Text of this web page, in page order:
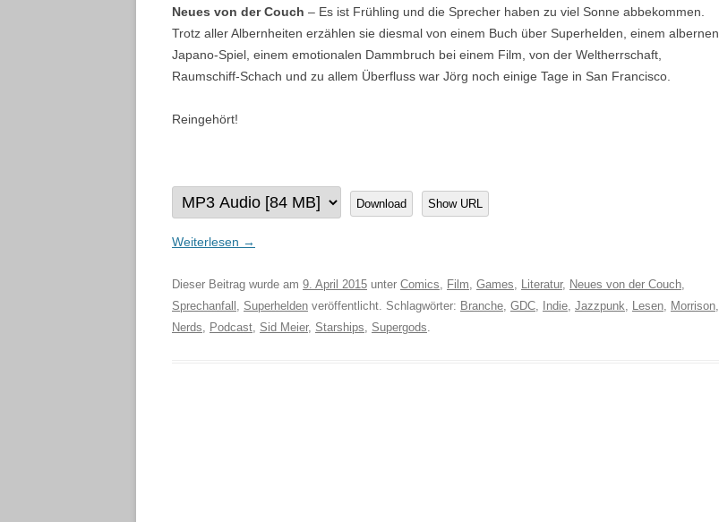
Neues von der Couch – Es ist Frühling und die Sprecher haben zu viel Sonne abbekommen.
Trotz aller Albernheiten erzählen sie diesmal von einem Buch über Superhelden, einem albernen
Japano-Spiel, einem emotionalen Dammbruch bei einem Film, von der Weltherrschaft,
Raumschiff-Schach und zu allem Überfluss war Jörg noch einige Tage in San Francisco.
Reingehört!
Download Show URL
Weiterlesen →
Dieser Beitrag wurde am 9. April 2015 unter Comics, Film, Games, Literatur, Neues von der Couch,
Sprechanfall , Superhelden veröffentlicht. Schlagwörter: Branche, GDC, Indie, Jazzpunk, Lesen, Morrison,
Nerds, Podcast, Sid Meier, Starships, Supergods.